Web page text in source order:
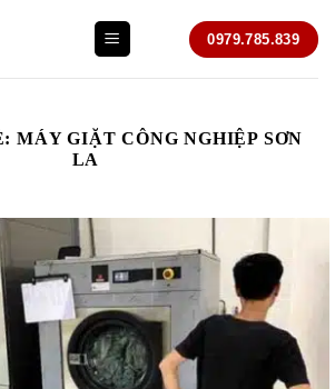
0979.785.839
MÁY GIẶT CÔNG NGHIỆP SƠN
LA